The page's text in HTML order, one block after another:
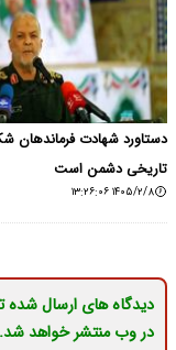
دستاورد شهادت
تاریخی دشمن است
۱۴۰۵/۲/۸ ۱۳:۲۶:۰۶
دیدگاه های ارسال
در وب منتشر خواهد شد.